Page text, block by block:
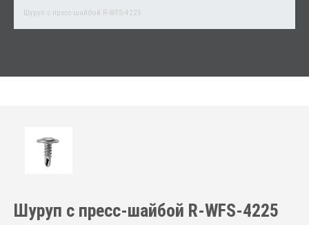
Шуруп с пресс-шайбой R-WFS-4225
Шуруп с пресс-шайбой R-WFS-4225